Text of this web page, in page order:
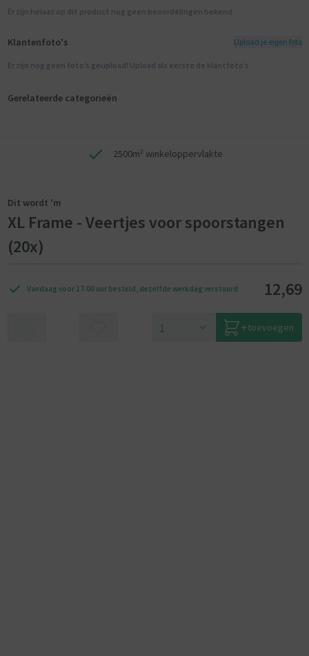
Er zijn helaas op dit product nog geen beoordelingen bekend
Klantenfoto's Upload je eigen foto
Er zijn nog geen foto’s geupload! Upload als eerste de klantfoto’s
Gerelateerde categorieën
2500m² winkeloppervlakte
Dit wordt 'm
XL Frame - Veertjes voor spoorstangen
(20x)
Vandaag voor 17:00 uur besteld, dezelfde werkdag verstuurd 12,69
toevoegen